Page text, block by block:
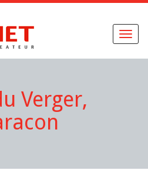
Verger,